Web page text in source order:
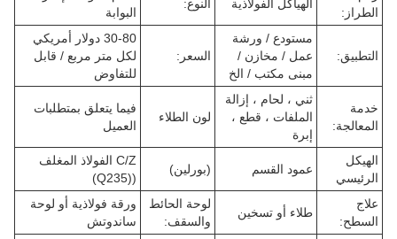
الطراز:
الهياكل الفولاذية النوع:
البوابة
التطبيق:
مستودع / ورشة
عمل / مخازن /
مبنى مكتب / الخ
السعر:
30-80 دولار أمريكي
لكل متر مربع / قابل
للتفاوض
خدمة
المعالجة:
ثني ، لحام ، إزالة
الملفات ، قطع ،
إبرة
لون الطلاء
فيما يتعلق بمتطلبات
العميل
الهيكل
الرئيسي
عمود القسم (بورلين)
C/Z الفولاذ المغلف
((Q235)
علاج
السطح:
طلاء أو تسخين
لوحة الحائط
والسقف:
ورقة فولاذية أو لوحة
ساندوتش